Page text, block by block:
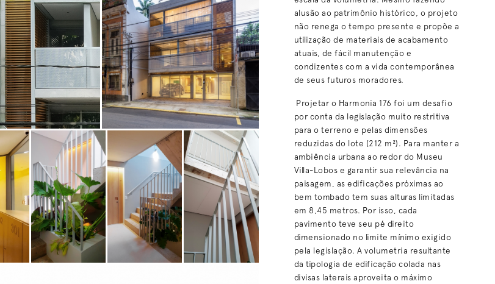
alusão ao patrimônio histórico, o projeto
não renega o tempo presente e propõe a
utilização de materiais de acabamento
atuais, de fácil manutenção e
condizentes com a vida contemporânea
de seus futuros moradores.
Projetar o Harmonia 176 foi um desafio
por conta da legislação muito restritiva
para o terreno e pelas dimensões
reduzidas do lote (212 m²). Para manter a
ambiência urbana ao redor do Museu
Villa-Lobos e garantir sua relevância na
paisagem, as edificações próximas ao
bem tombado tem suas alturas limitadas
em 8,45 metros. Por isso, cada
pavimento teve seu pé direito
dimensionado no limite mínimo exigido
pela legislação. A volumetria resultante
da tipologia de edificação colada nas
divisas laterais aproveita o máximo